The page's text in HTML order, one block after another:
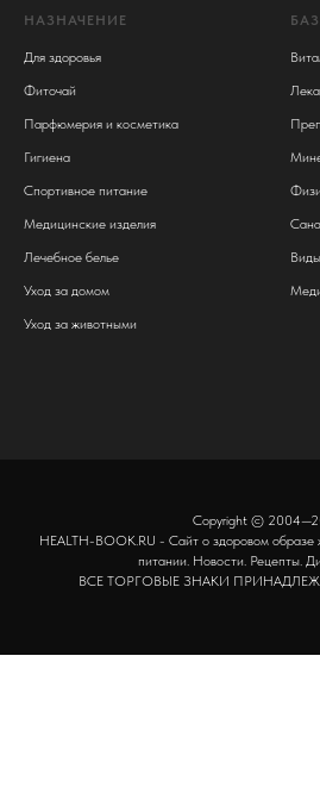
НАЗНАЧЕНИЕ
Для здоровья
Фиточай
Парфюмерия и косметика
Гигиена
Спортивное питание
Медицинские изделия
Лечебное белье
Уход за домом
Уход за животными
Copyright ©
HEALTH-BOOK.RU - Сайт о здоровом образе
питании. Новости. Рецепты.
ВСЕ ТОРГОВЫЕ ЗНАКИ